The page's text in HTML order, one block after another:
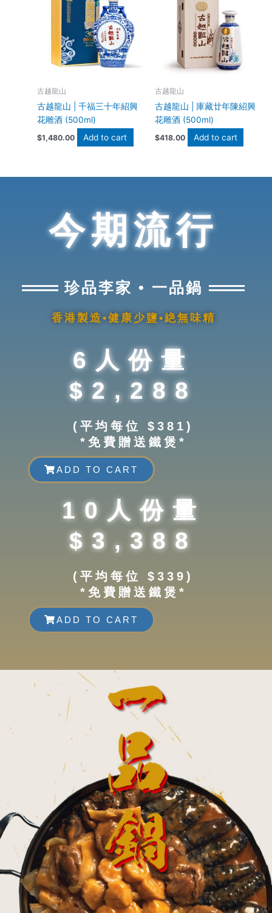
古越龍山
古越龍山 | 千福三十年紹興
花雕酒 (500ml)
$1,480.00 Add to cart
古越龍山
古越龍山 | 庫藏廿年陳紹興
花雕酒 (500ml)
$418.00 Add to cart
今期流行
珍品李家 • 一品鍋
香港製造•健康少鹽•絶無味精
6人份量
$2,288
(平均每位 $381)
*免費贈送鐵煲*
ADD TO CART
10人份量
$3,388
(平均每位 $339)
*免費贈送鐵煲*
ADD TO CART